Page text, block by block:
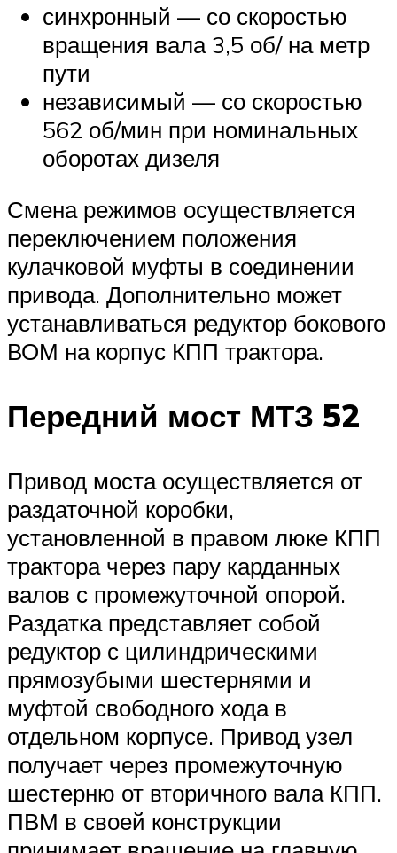
синхронный — со скоростью
вращения вала 3,5 об/ на метр
пути
независимый — со скоростью
562 об/мин при номинальных
оборотах дизеля
Смена режимов осуществляется
переключением положения
кулачковой муфты в соединении
привода. Дополнительно может
устанавливаться редуктор бокового
ВОМ на корпус КПП трактора.
Передний мост МТЗ 52
Привод моста осуществляется от
раздаточной коробки,
установленной в правом люке КПП
трактора через пару карданных
валов с промежуточной опорой.
Раздатка представляет собой
редуктор с цилиндрическими
прямозубыми шестернями и
муфтой свободного хода в
отдельном корпусе. Привод узел
получает через промежуточную
шестерню от вторичного вала КПП.
ПВМ в своей конструкции